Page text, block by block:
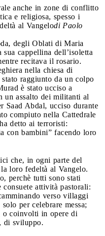
anche in zone di conflitto
e religiosa, spesso i
al Vangelodi Paolo
degli Oblati di Maria
cappellina dell’isoletta
recitava il rosario.
nella chiesa di
raggiunto da un colpo
è stato ucciso a
un assalto dei militanti al
Saad Abdal, ucciso durante
compiuto nella Cattedrale
detto ai terroristi:
con bambini” facendo loro
che, in ogni parte del
loro fedeltà al Vangelo.
perchè tutti sono stati
attività pastorali:
verso villaggi
per celebrare messa;
o coinvolti in opere di
di sviluppo.